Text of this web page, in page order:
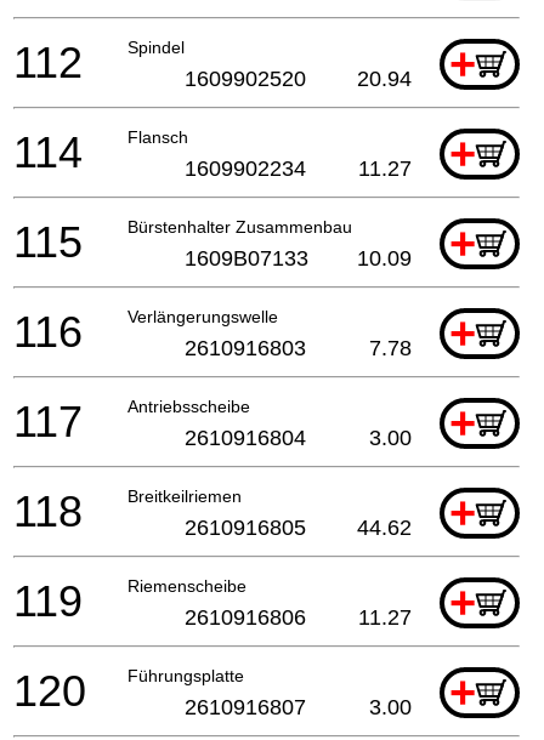
Spindel +
112 1609902520 20.94
Flansch +
114 1609902234 11.27
Bürstenhalter Zusammenbau +
115 1609B07133 10.09
Verlängerungswelle +
116 2610916803 7.78
Antriebsscheibe +
117 2610916804 3.00
Breitkeilriemen +
118 2610916805 44.62
Riemenscheibe +
119 2610916806 11.27
Führungsplatte +
120 2610916807 3.00